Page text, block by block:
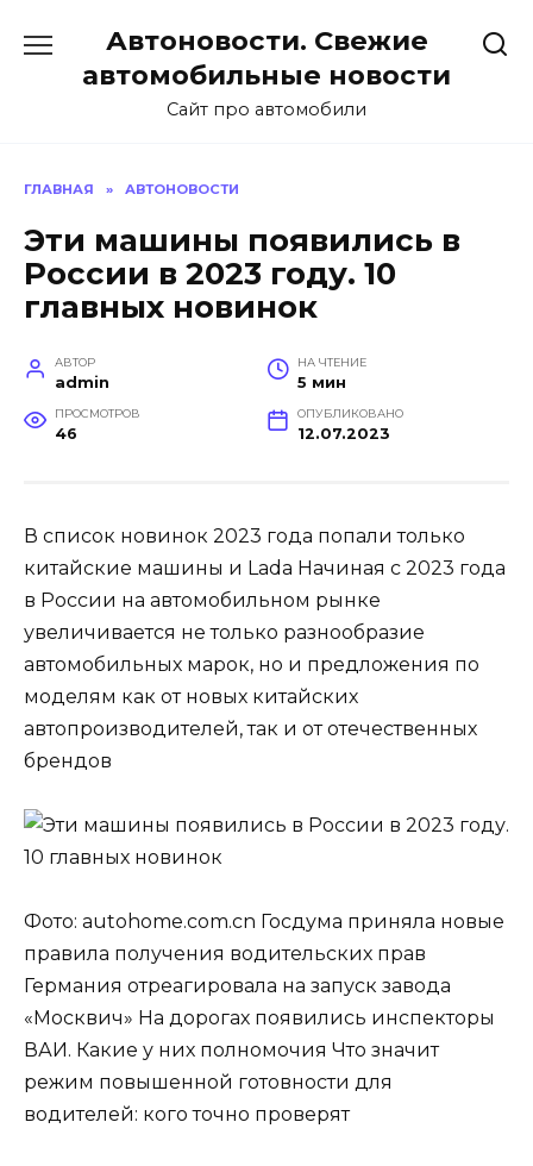
содержанию
Автоновости. Свежие
автомобильные новости
Сайт про автомобили
ГЛАВНАЯ » АВТОНОВОСТИ
Эти машины появились в
России в 2023 году. 10
главных новинок
АВТОР
admin
НА ЧТЕНИЕ
5 мин
ПРОСМОТРОВ
46
ОПУБЛИКОВАНО
12.07.2023
В список новинок 2023 года попали только
китайские машины и Lada Начиная с 2023 года
в России на автомобильном рынке
увеличивается не только разнообразие
автомобильных марок, но и предложения по
моделям как от новых китайских
автопроизводителей, так и от отечественных
брендов
Фото: autohome.com.cn Госдума приняла новые
правила получения водительских прав
Германия отреагировала на запуск завода
«Москвич» На дорогах появились инспекторы
ВАИ. Какие у них полномочия Что значит
режим повышенной готовности для
водителей: кого точно проверят